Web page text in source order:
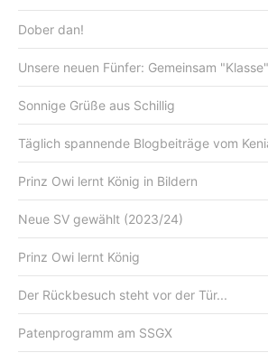
Dober dan!
Unsere neuen Fünfer: Gemeinsam
Sonnige Grüße aus Schillig
Täglich spannende Blogbeiträge vom
Prinz Owi lernt König in Bildern
Neue SV gewählt (2023/24)
Prinz Owi lernt König
Der Rückbesuch steht vor der Tür...
Patenprogramm am SSGX